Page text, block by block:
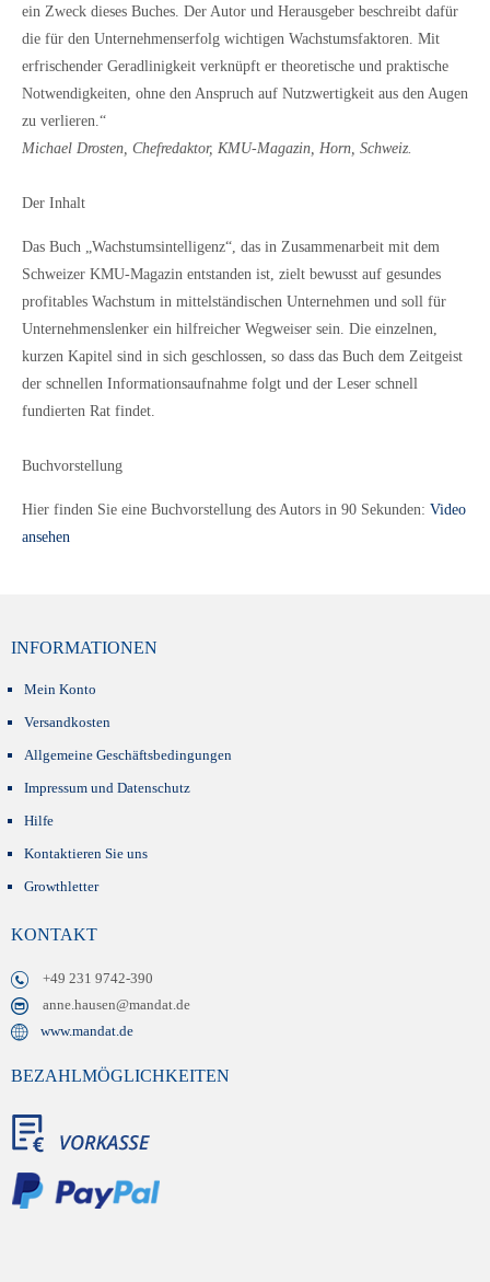
ein Zweck dieses Buches. Der Autor und Herausgeber beschreibt dafür
die für den Unternehmenserfolg wichtigen Wachstumsfaktoren. Mit
erfrischender Geradlinigkeit verknüpft er theoretische und praktische
Notwendigkeiten, ohne den Anspruch auf Nutzwertigkeit aus den Augen
zu verlieren.“
Michael Drosten, Chefredaktor, KMU-Magazin, Horn, Schweiz.
Der Inhalt
Das Buch „Wachstumsintelligenz“, das in Zusammenarbeit mit dem
Schweizer KMU-Magazin entstanden ist, zielt bewusst auf gesundes
profitables Wachstum in mittelständischen Unternehmen und soll für
Unternehmenslenker ein hilfreicher Wegweiser sein. Die einzelnen,
kurzen Kapitel sind in sich geschlossen, so dass das Buch dem Zeitgeist
der schnellen Informationsaufnahme folgt und der Leser schnell
fundierten Rat findet.
Buchvorstellung
Hier finden Sie eine Buchvorstellung des Autors in 90 Sekunden: Video
ansehen
INFORMATIONEN
Mein Konto
Versandkosten
Allgemeine Geschäftsbedingungen
Impressum und Datenschutz
Hilfe
Kontaktieren Sie uns
Growthletter
KONTAKT
+49 231 9742-390
anne.hausen@mandat.de
www.mandat.de
BEZAHLMÖGLICHKEITEN